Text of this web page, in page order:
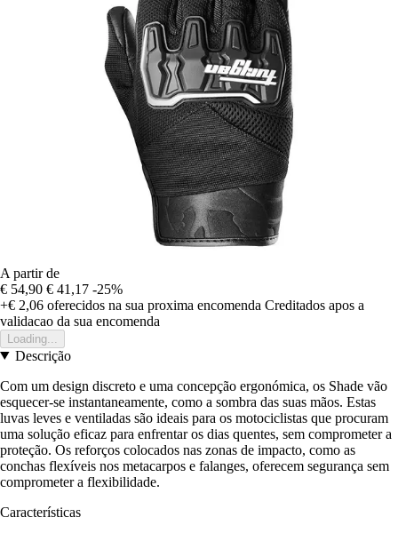
A partir de
€ 54,90 € 41,17 -25%
+€ 2,06 oferecidos na sua proxima encomenda Creditados apos a
validacao da sua encomenda
Loading...
Descrição
Com um design discreto e uma concepção ergonómica, os Shade vão
esquecer-se instantaneamente, como a sombra das suas mãos. Estas
luvas leves e ventiladas são ideais para os motociclistas que procuram
uma solução eficaz para enfrentar os dias quentes, sem comprometer a
proteção. Os reforços colocados nas zonas de impacto, como as
conchas flexíveis nos metacarpos e falanges, oferecem segurança sem
comprometer a flexibilidade.
Características